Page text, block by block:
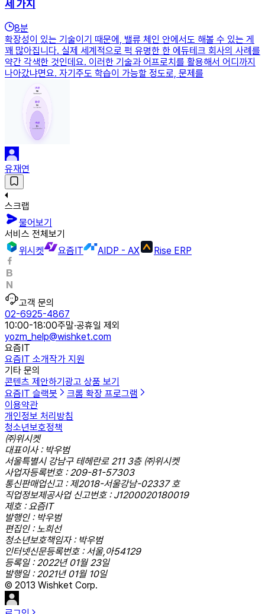
세 가지
8분
확장성이 있는 기술이기 때문에, 밸류 체인 안에서도 해볼 수 있는 게
꽤 많아집니다. 실제 세계적으로 퍽 유명한 한 에듀테크 회사의 사례를
약간 각색한 것인데요. 이러한 기술과 어프로치를 활용해서 어디까지
나아갔냐면요. 자기주도 학습이 가능할 정도로, 문제를
유재연
스크랩
물어보기
서비스 전체보기
위시켓
요즘IT AIDP - AX Rise ERP
고객 문의
02-6925-4867
10:00-18:00주말·공휴일 제외
yozm_help@wishket.com
요즘IT
요즘IT 소개작가 지원
기타 문의
콘텐츠 제안하기 광고 상품 보기
요즘IT 슬랙봇
크롬 확장 프로그램
이용약관
개인정보 처리방침
청소년보호정책
㈜위시켓
대표이사 : 박우범
서울특별시 강남구 테헤란로 211 3층 ㈜위시켓
사업자등록번호 : 209-81-57303
통신판매업신고 : 제2018-서울강남-02337 호
직업정보제공사업 신고번호 : J1200020180019
제호 : 요즘IT
발행인 : 박우범
편집인 : 노희선
청소년보호책임자 : 박우범
인터넷신문등록번호 : 서울,아54129
등록일 : 2022년 01월 23일
발행일 : 2021년 01월 10일
© 2013 Wishket Corp.